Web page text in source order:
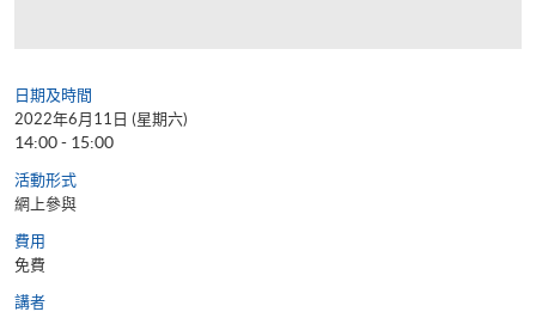
日期及時間
2022年6月11日 (星期六)
14:00 - 15:00
活動形式
網上參與
費用
免費
講者